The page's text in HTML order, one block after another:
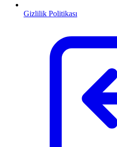
Gizlilik Politikası